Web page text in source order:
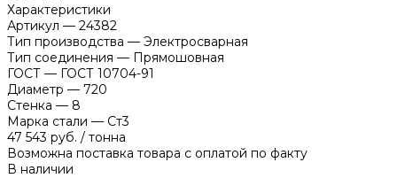
Характеристики
Артикул — 24382
Тип производства — Электросварная
Тип соединения — Прямошовная
ГОСТ — ГОСТ 10704-91
Диаметр — 720
Стенка — 8
Марка стали — Ст3
47 543 руб. / тонна
Возможна поставка товара с оплатой по факту
В наличии